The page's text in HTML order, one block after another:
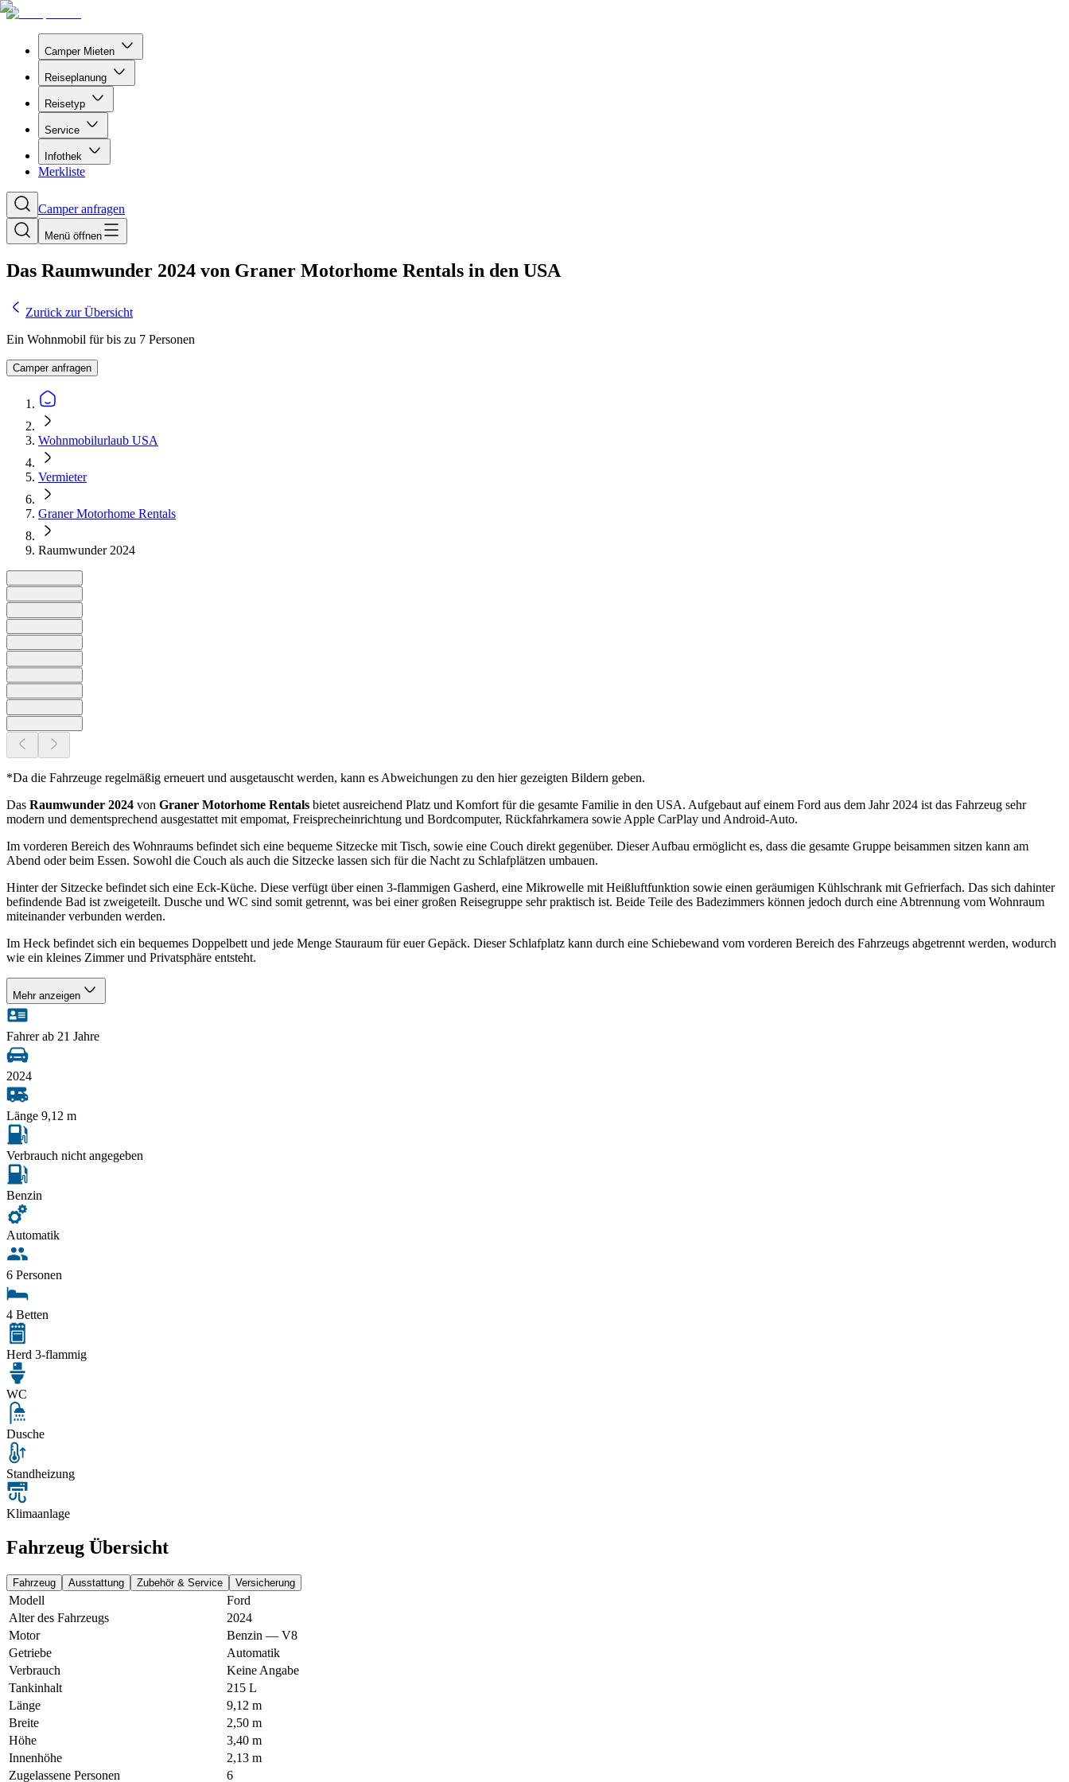
Camper Mieten
Reiseplanung
Reisetyp
Service
Infothek
Merkliste
Camper anfragen
Menü öffnen
Das Raumwunder 2024 von Graner Motorhome Rentals in den USA
Zurück zur Übersicht
Ein Wohnmobil für bis zu 7 Personen
Camper anfragen
Wohnmobilurlaub USA
Vermieter
Graner Motorhome Rentals
Raumwunder 2024
*Da die Fahrzeuge regelmäßig erneuert und ausgetauscht werden, kann es Abweichungen zu den hier gezeigten Bildern geben.
Das Raumwunder 2024 von Graner Motorhome Rentals bietet ausreichend Platz und Komfort für die gesamte Familie in den USA. Aufgebaut auf einem Ford aus dem Jahr 2024 ist das Fahrzeug sehr
modern und dementsprechend ausgestattet mit empomat, Freisprecheinrichtung und Bordcomputer, Rückfahrkamera sowie Apple CarPlay und Android-Auto.
Im vorderen Bereich des Wohnraums befindet sich eine bequeme Sitzecke mit Tisch, sowie eine Couch direkt gegenüber. Dieser Aufbau ermöglicht es, dass die gesamte Gruppe beisammen sitzen kann am
Abend oder beim Essen. Sowohl die Couch als auch die Sitzecke lassen sich für die Nacht zu Schlafplätzen umbauen.
Hinter der Sitzecke befindet sich eine Eck-Küche. Diese verfügt über einen 3-flammigen Gasherd, eine Mikrowelle mit Heißluftfunktion sowie einen geräumigen Kühlschrank mit Gefrierfach. Das sich dahinter
befindende Bad ist zweigeteilt. Dusche und WC sind somit getrennt, was bei einer großen Reisegruppe sehr praktisch ist. Beide Teile des Badezimmers können jedoch durch eine Abtrennung vom Wohnraum
miteinander verbunden werden.
Im Heck befindet sich ein bequemes Doppelbett und jede Menge Stauraum für euer Gepäck. Dieser Schlafplatz kann durch eine Schiebewand vom vorderen Bereich des Fahrzeugs abgetrennt werden, wodurch
wie ein kleines Zimmer und Privatsphäre entsteht.
Mehr anzeigen
Fahrer ab 21 Jahre
2024
Länge 9,12 m
Verbrauch nicht angegeben
Benzin
Automatik
6 Personen
4 Betten
Herd 3-flammig
WC
Dusche
Standheizung
Klimaanlage
Fahrzeug Übersicht
Fahrzeug Ausstattung Zubehör & Service Versicherung
Modell
Ford
Alter des Fahrzeugs
2024
Motor
Benzin — V8
Getriebe
Automatik
Verbrauch
Keine Angabe
Tankinhalt
215 L
Länge
9,12 m
Breite
2,50 m
Höhe
3,40 m
Innenhöhe
2,13 m
Zugelassene Personen
6